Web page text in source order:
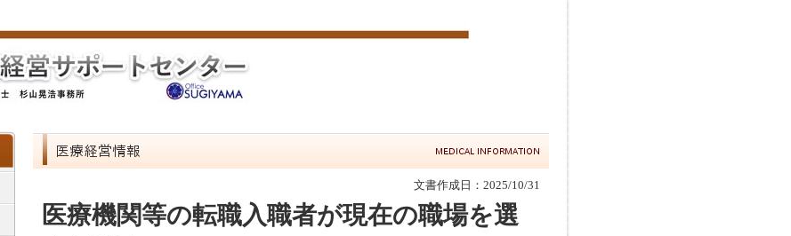
文書作成日：2025/10/31
医療機関等の転職入職者が現在の職場を選